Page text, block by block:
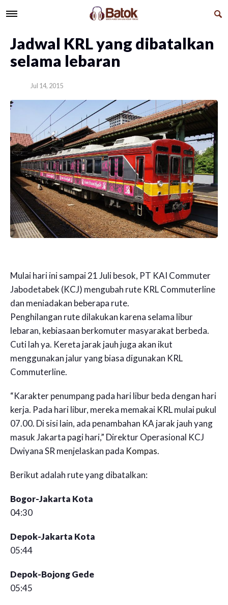
​Jadwal KRL yang dibatalkan
selama lebaran
Jul 14, 2015
Mulai hari ini sampai 21 Juli besok, PT KAI Commuter
Jabodetabek (KCJ) mengubah rute KRL Commuterline
dan meniadakan beberapa rute.
Penghilangan rute dilakukan karena selama libur
lebaran, kebiasaan berkomuter masyarakat berbeda.
Cuti lah ya. Kereta jarak jauh juga akan ikut
menggunakan jalur yang biasa digunakan KRL
Commuterline.
“Karakter penumpang pada hari libur beda dengan hari
kerja. Pada hari libur, mereka memakai KRL mulai pukul
07.00. Di sisi lain, ada penambahan KA jarak jauh yang
masuk Jakarta pagi hari,” Direktur Operasional KCJ
Dwiyana SR menjelaskan pada Kompas.
Berikut adalah rute yang dibatalkan:
Bogor-Jakarta Kota
04:30
Depok-Jakarta Kota
05:44
Depok-Bojong Gede
05:45